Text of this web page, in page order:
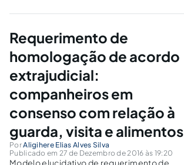
que impedem o sucesso na cobrança. Veja
Requerimento de
homologação de acordo
extrajudicial:
companheiros em
consenso com relação à
guarda, visita e alimentos
PorAligihere Elias Alves Silva
Publicado em 27 de Dezembro de 2016 às 19:20
Modelo elucidativo de requerimento de